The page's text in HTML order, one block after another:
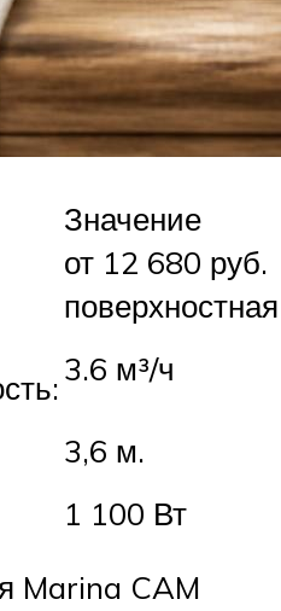
Значение
от 12 680 руб.
поверхностная
3.6 м³/ч
3,6 м.
1 100 Вт
Marina CAM